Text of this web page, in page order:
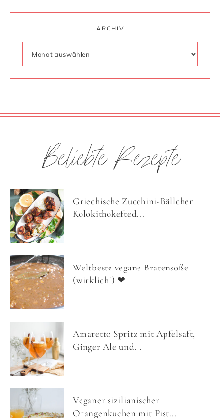
ARCHIV
Beliebte Rezepte
Griechische Zucchini-Bällchen
Kolokithokefted...
Weltbeste vegane Bratensoße
(wirklich!) ❤
Amaretto Spritz mit Apfelsaft,
Ginger Ale und...
Veganer sizilianischer
Orangenkuchen mit Pist...